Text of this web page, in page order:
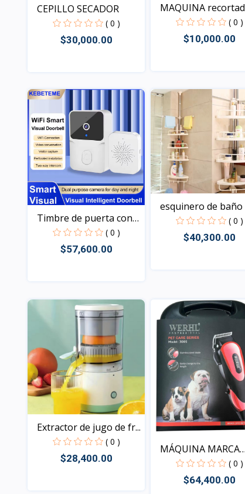
CEPILLO SECADOR
( 0 )
$30,000.00
MAQUINA
( 0 )
$10,000.00
Timbre de puerta con
Wi...
( 0 )
$57,600.00
esquinero de baño
( 0 )
$40,300.00
Extractor de jugo de fr...
( 0 )
$28,400.00
MÁQUINA MARCA
WERHL PAR...
( 0 )
$64,400.00